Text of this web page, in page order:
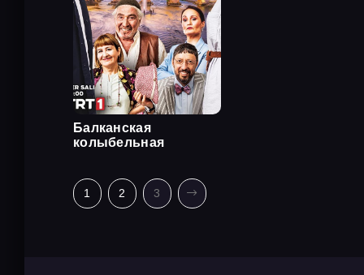
Балканская
колыбельная
1 2 3